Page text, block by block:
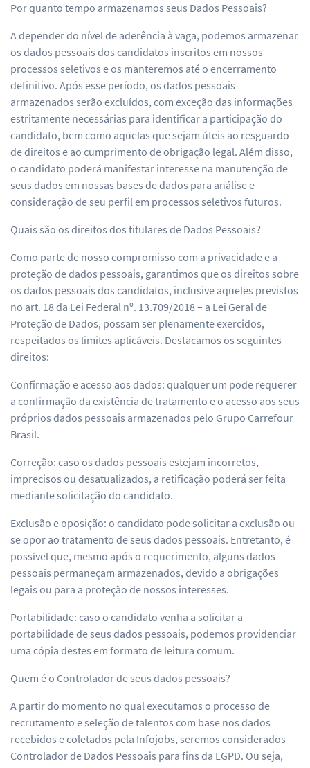
Por quanto tempo armazenamos seus Dados Pessoais?
A depender do nível de aderência à vaga, podemos armazenar
os dados pessoais dos candidatos inscritos em nossos
processos seletivos e os manteremos até o encerramento
definitivo. Após esse período, os dados pessoais
armazenados serão excluídos, com exceção das informações
estritamente necessárias para identificar a participação do
candidato, bem como aquelas que sejam úteis ao resguardo
de direitos e ao cumprimento de obrigação legal. Além disso,
o candidato poderá manifestar interesse na manutenção de
seus dados em nossas bases de dados para análise e
consideração de seu perfil em processos seletivos futuros.
Quais são os direitos dos titulares de Dados Pessoais?
Como parte de nosso compromisso com a privacidade e a
proteção de dados pessoais, garantimos que os direitos sobre
os dados pessoais dos candidatos, inclusive aqueles previstos
no art. 18 da Lei Federal nº. 13.709/2018 – a Lei Geral de
Proteção de Dados, possam ser plenamente exercidos,
respeitados os limites aplicáveis. Destacamos os seguintes
direitos:
Confirmação e acesso aos dados: qualquer um pode requerer
a confirmação da existência de tratamento e o acesso aos seus
próprios dados pessoais armazenados pelo Grupo Carrefour
Brasil.
Correção: caso os dados pessoais estejam incorretos,
imprecisos ou desatualizados, a retificação poderá ser feita
mediante solicitação do candidato.
Exclusão e oposição: o candidato pode solicitar a exclusão ou
se opor ao tratamento de seus dados pessoais. Entretanto, é
possível que, mesmo após o requerimento, alguns dados
pessoais permaneçam armazenados, devido a obrigações
legais ou para a proteção de nossos interesses.
Portabilidade: caso o candidato venha a solicitar a
portabilidade de seus dados pessoais, podemos providenciar
uma cópia destes em formato de leitura comum.
Quem é o Controlador de seus dados pessoais?
A partir do momento no qual executamos o processo de
recrutamento e seleção de talentos com base nos dados
recebidos e coletados pela Infojobs, seremos considerados
Controlador de Dados Pessoais para fins da LGPD. Ou seja,